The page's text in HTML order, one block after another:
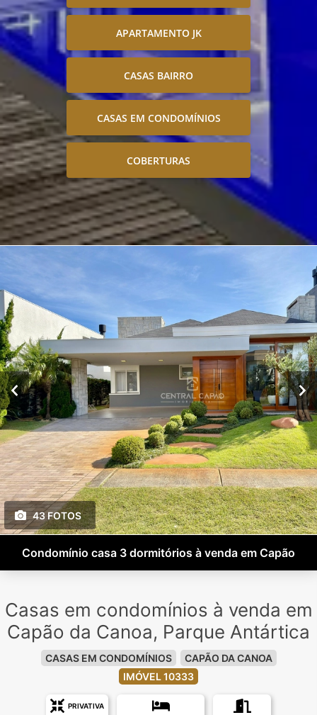
APARTAMENTO JK
CASAS BAIRRO
CASAS EM CONDOMÍNIOS
COBERTURAS
43 FOTOS
Condomínio casa 3 dormitórios à venda em Capão
Casas em condomínios à venda em
Capão da Canoa, Parque Antártica
CASAS EM CONDOMÍNIOS
CAPÃO DA CANOA
IMÓVEL 10333
PRIVATIVA